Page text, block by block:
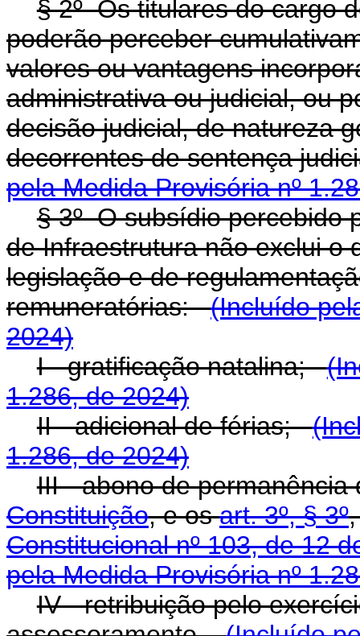
§ 2º Os titulares do cargo
poderão perceber
valores ou vantagens
administrativa ou judicial, ou
decisão judicial, de natureza
decorrentes de sentença
pela Medida Provisória nº
§ 3º O subsídio percebido
de Infraestrutura não exclui o
legislação e de
remuneratórias:(Incluído
2024)
I - gratificação natalina;
1.286, de 2024)
II - adicional de férias;
1.286, de 2024)
III - abono de
Constituição, e osart. 3º, § 3º
Constitucional nº 103, de 12
pela Medida Provisória nº
IV - retribuição pelo